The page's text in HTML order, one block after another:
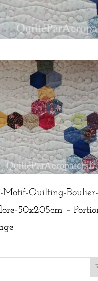
Motif-Quilting-Boulier-
50x205cm –